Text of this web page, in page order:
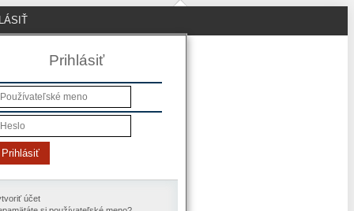
Prihlásiť
Prihlásiť
účet